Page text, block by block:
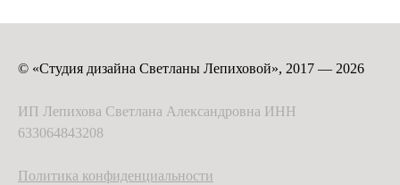
© «Студия дизайна Светланы Лепиховой», 2017 — 2026
ИП Лепихова Светлана Александровна ИНН
633064843208
Политика конфиденциальности